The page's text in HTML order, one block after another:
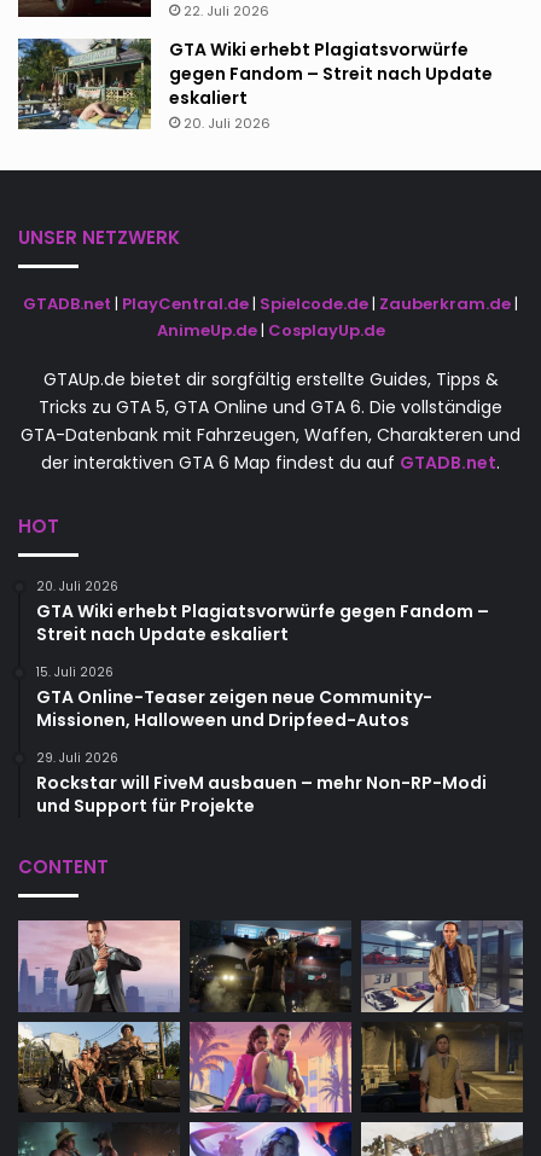
22. Juli 2026
GTA Wiki erhebt Plagiatsvorwürfe
gegen Fandom – Streit nach Update
eskaliert
20. Juli 2026
UNSER NETZWERK
GTADB.net | PlayCentral.de | Spielcode.de | Zauberkram.de |
AnimeUp.de| CosplayUp.de
GTAUp.de bietet dir sorgfältig erstellte Guides, Tipps &
Tricks zu GTA 5, GTA Online und GTA 6. Die vollständige
GTA-Datenbank mit Fahrzeugen, Waffen, Charakteren und
der interaktiven GTA 6 Map findest du auf GTADB.net.
HOT
20. Juli 2026
GTA Wiki erhebt Plagiatsvorwürfe gegen Fandom –
Streit nach Update eskaliert
15. Juli 2026
GTA Online-Teaser zeigen neue Community-
Missionen, Halloween und Dripfeed-Autos
29. Juli 2026
Rockstar will FiveM ausbauen – mehr Non-RP-Modi
und Support für Projekte
CONTENT